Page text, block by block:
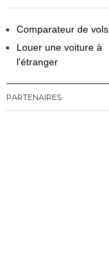
Comparateur de vols
Louer une voiture à
l'étranger
PARTENAIRES